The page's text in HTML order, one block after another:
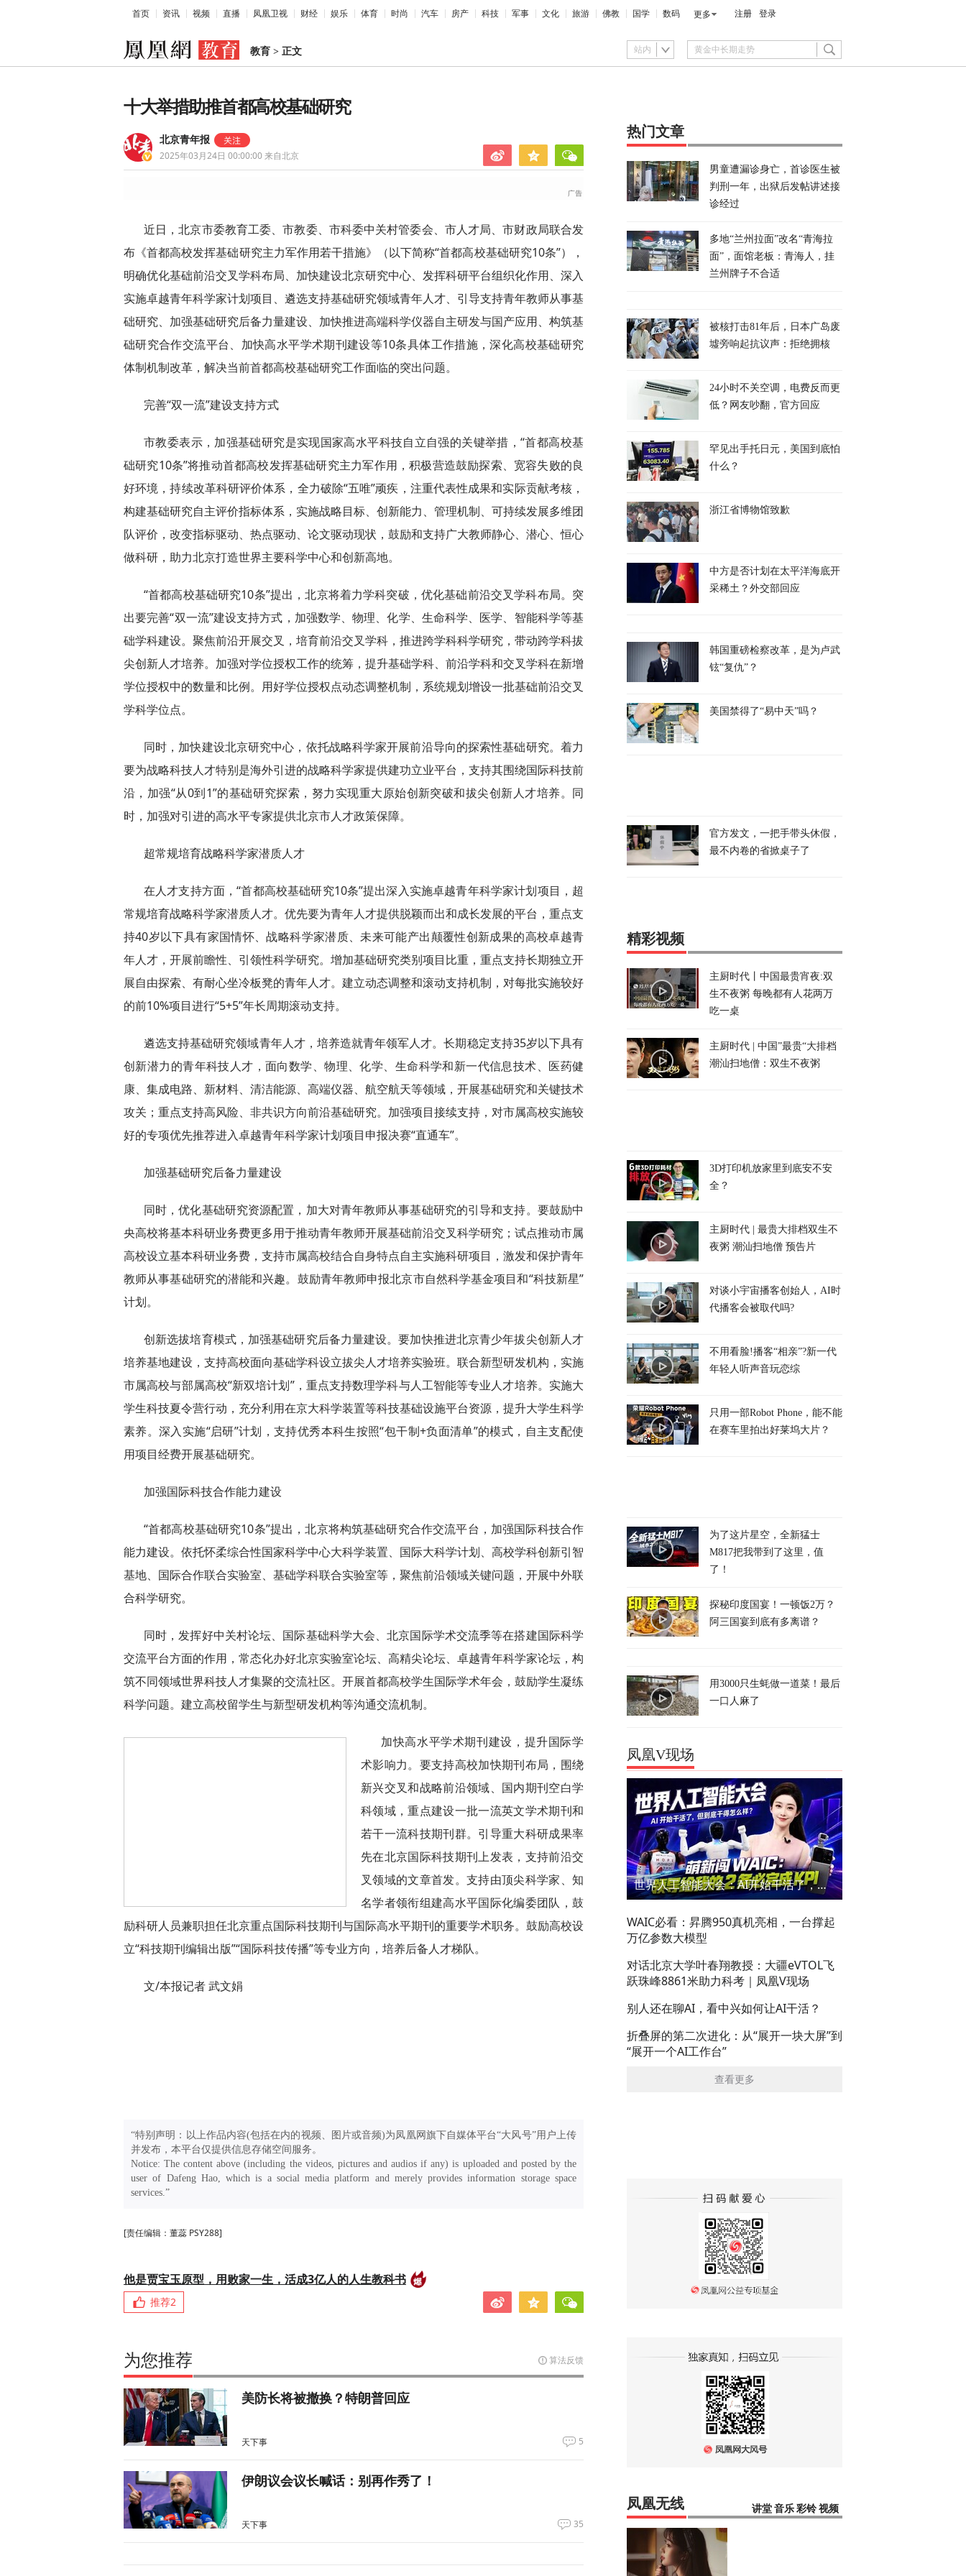
首页 资讯 视频 直播 凤凰卫视 财经 娱乐 体育 时尚 汽车 房产 科技 军事 文化 旅游 佛教 国学 数码 更多 注册 登录
教育 > 正文 站内
十大举措助推首都高校基础研究
北京青年报
2025年03月24日 00:00:00来自北京
近日，北京市委教育工委、市教委、市科委中关村管委会、市人才局、市财政局联合发
布《首都高校发挥基础研究主力军作用若干措施》（以下简称“首都高校基础研究10条”），
明确优化基础前沿交叉学科布局、加快建设北京研究中心、发挥科研平台组织化作用、深入
实施卓越青年科学家计划项目、遴选支持基础研究领域青年人才、引导支持青年教师从事基
础研究、加强基础研究后备力量建设、加快推进高端科学仪器自主研发与国产应用、构筑基
础研究合作交流平台、加快高水平学术期刊建设等10条具体工作措施，深化高校基础研究
体制机制改革，解决当前首都高校基础研究工作面临的突出问题。
完善“双一流”建设支持方式
市教委表示，加强基础研究是实现国家高水平科技自立自强的关键举措，“首都高校基
础研究10条”将推动首都高校发挥基础研究主力军作用，积极营造鼓励探索、宽容失败的良
好环境，持续改革科研评价体系，全力破除“五唯”顽疾，注重代表性成果和实际贡献考核，
构建基础研究自主评价指标体系，实施战略目标、创新能力、管理机制、可持续发展多维团
队评价，改变指标驱动、热点驱动、论文驱动现状，鼓励和支持广大教师静心、潜心、恒心
做科研，助力北京打造世界主要科学中心和创新高地。
“首都高校基础研究10条”提出，北京将着力学科突破，优化基础前沿交叉学科布局。突
出要完善“双一流”建设支持方式，加强数学、物理、化学、生命科学、医学、智能科学等基
础学科建设。聚焦前沿开展交叉，培育前沿交叉学科，推进跨学科科学研究，带动跨学科拔
尖创新人才培养。加强对学位授权工作的统筹，提升基础学科、前沿学科和交叉学科在新增
学位授权中的数量和比例。用好学位授权点动态调整机制，系统规划增设一批基础前沿交叉
学科学位点。
同时，加快建设北京研究中心，依托战略科学家开展前沿导向的探索性基础研究。着力
要为战略科技人才特别是海外引进的战略科学家提供建功立业平台，支持其围绕国际科技前
沿，加强“从0到1”的基础研究探索，努力实现重大原始创新突破和拔尖创新人才培养。同
时，加强对引进的高水平专家提供北京市人才政策保障。
超常规培育战略科学家潜质人才
在人才支持方面，“首都高校基础研究10条”提出深入实施卓越青年科学家计划项目，超
常规培育战略科学家潜质人才。优先要为青年人才提供脱颖而出和成长发展的平台，重点支
持40岁以下具有家国情怀、战略科学家潜质、未来可能产出颠覆性创新成果的高校卓越青
年人才，开展前瞻性、引领性科学研究。增加基础研究类别项目比重，重点支持长期独立开
展自由探索、有耐心坐冷板凳的青年人才。建立动态调整和滚动支持机制，对每批实施较好
的前10%项目进行“5+5”年长周期滚动支持。
遴选支持基础研究领域青年人才，培养造就青年领军人才。长期稳定支持35岁以下具有
创新潜力的青年科技人才，面向数学、物理、化学、生命科学和新一代信息技术、医药健
康、集成电路、新材料、清洁能源、高端仪器、航空航天等领域，开展基础研究和关键技术
攻关；重点支持高风险、非共识方向前沿基础研究。加强项目接续支持，对市属高校实施较
好的专项优先推荐进入卓越青年科学家计划项目申报决赛“直通车”。
加强基础研究后备力量建设
同时，优化基础研究资源配置，加大对青年教师从事基础研究的引导和支持。要鼓励中
央高校将基本科研业务费更多用于推动青年教师开展基础前沿交叉科学研究；试点推动市属
高校设立基本科研业务费，支持市属高校结合自身特点自主实施科研项目，激发和保护青年
教师从事基础研究的潜能和兴趣。鼓励青年教师申报北京市自然科学基金项目和“科技新星”
计划。
创新选拔培育模式，加强基础研究后备力量建设。要加快推进北京青少年拔尖创新人才
培养基地建设，支持高校面向基础学科设立拔尖人才培养实验班。联合新型研发机构，实施
市属高校与部属高校“新双培计划”，重点支持数理学科与人工智能等专业人才培养。实施大
学生科技夏令营行动，充分利用在京大科学装置等科技基础设施平台资源，提升大学生科学
素养。深入实施“启研”计划，支持优秀本科生按照“包干制+负面清单”的模式，自主支配使
用项目经费开展基础研究。
加强国际科技合作能力建设
“首都高校基础研究10条”提出，北京将构筑基础研究合作交流平台，加强国际科技合作
能力建设。依托怀柔综合性国家科学中心大科学装置、国际大科学计划、高校学科创新引智
基地、国际合作联合实验室、基础学科联合实验室等，聚焦前沿领域关键问题，开展中外联
合科学研究。
同时，发挥好中关村论坛、国际基础科学大会、北京国际学术交流季等在搭建国际科学
交流平台方面的作用，常态化办好北京实验室论坛、高精尖论坛、卓越青年科学家论坛，构
筑不同领域世界科技人才集聚的交流社区。开展首都高校学生国际学术年会，鼓励学生凝练
科学问题。建立高校留学生与新型研发机构等沟通交流机制。
加快高水平学术期刊建设，提升国际学
术影响力。要支持高校加快期刊布局，围绕
新兴交叉和战略前沿领域、国内期刊空白学
科领域，重点建设一批一流英文学术期刊和
若干一流科技期刊群。引导重大科研成果率
先在北京国际科技期刊上发表，支持前沿交
叉领域的文章首发。支持由顶尖科学家、知
名学者领衔组建高水平国际化编委团队，鼓
励科研人员兼职担任北京重点国际科技期刊与国际高水平期刊的重要学术职务。鼓励高校设
立“科技期刊编辑出版”“国际科技传播”等专业方向，培养后备人才梯队。
文/本报记者 武文娟
“特别声明：以上作品内容(包括在内的视频、图片或音频)为凤凰网旗下自媒体平台“大风号”用户上传
并发布，本平台仅提供信息存储空间服务。
Notice: The content above (including the videos, pictures and audios if any) is uploaded and posted by the
user of Dafeng Hao, which is a social media platform and merely provides information storage space
services.”
[责任编辑：董蕊 PSY288]
他是贾宝玉原型，用败家一生，活成3亿人的人生教科书
推荐2
为您推荐 算法反馈
美防长将被撤换？特朗普回应
天下事 5
伊朗议会议长喊话：别再作秀了！
天下事 35
热门文章
男童遭漏诊身亡，首诊医生被
判刑一年，出狱后发帖讲述接
诊经过
多地“兰州拉面”改名“青海拉
面”，面馆老板：青海人，挂
兰州牌子不合适
被核打击81年后，日本广岛废
墟旁响起抗议声：拒绝拥核
24小时不关空调，电费反而更
低？网友吵翻，官方回应
罕见出手托日元，美国到底怕
什么？
浙江省博物馆致歉
中方是否计划在太平洋海底开
采稀土？外交部回应
韩国重磅检察改革，是为卢武
铉“复仇”？
美国禁得了“易中天”吗？
官方发文，一把手带头休假，
最不内卷的省掀桌子了
精彩视频
主厨时代丨中国最贵宵夜:双
生不夜粥 每晚都有人花两万
吃一桌
主厨时代 | 中国”最贵“大排档
潮汕扫地僧：双生不夜粥
3D打印机放家里到底安不安
全？
主厨时代 | 最贵大排档双生不
夜粥 潮汕扫地僧 预告片
对谈小宇宙播客创始人，AI时
代播客会被取代吗?
不用看脸!播客“相亲”?新一代
年轻人听声音玩恋综
只用一部Robot Phone，能不能
在赛车里拍出好莱坞大片？
为了这片星空，全新猛士
M817把我带到了这里，值
了！
探秘印度国宴！一顿饭2万？
阿三国宴到底有多离谱？
用3000只生蚝做一道菜！最后
一口人麻了
凤凰V现场
世界人工智能大会：AI开始干活了，但到底干的怎么样？萌新闯WAIC
WAIC必看：昇腾950真机亮相，一台撑起
万亿参数大模型
对话北京大学叶春翔教授：大疆eVTOL飞
跃珠峰8861米助力科考｜凤凰V现场
别人还在聊AI，看中兴如何让AI干活？
折叠屏的第二次进化：从“展开一块大屏”到
“展开一个AI工作台”
查看更多
讲堂 音乐 彩铃 视频
凤凰无线